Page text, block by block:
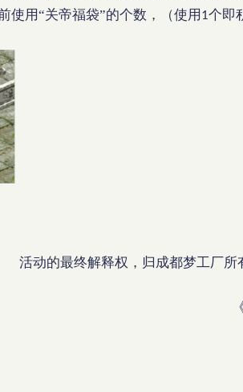
使用“关帝福袋”的个数，（使用 1个即
活动的最终解释权，归成都梦工厂所